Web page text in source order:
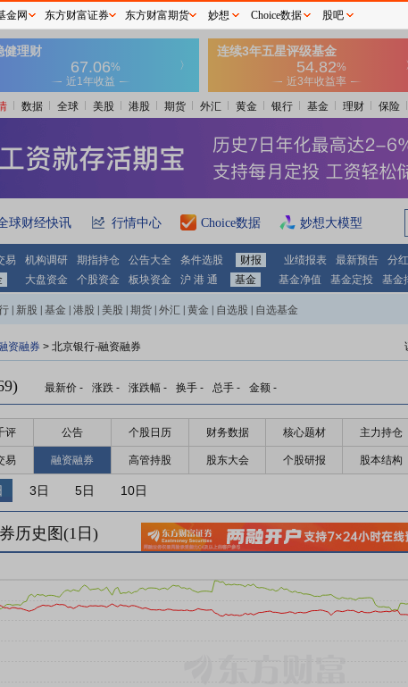
数据 全球 美股 港股 期货 外汇 黄金 银行 基金 理财 保险
球财经快讯 行情中心 Choice数据 妙想大模型
易 机构调研 期指持仓 公告大全 条件选股 财报 业绩报表 最新预告 分
大盘资金 个股资金 板块资金 沪 港 通 基金 基金净值 基金定投 基金
新股 基金 港股 美股 期货 外汇 黄金 自选股 自选基金
资融券 > 北京银行-融资融券
最新价 - 涨跌 - 涨跌幅 - 换手 - 总手 - 金额 -
评 公告 个股日历 财务数据 核心题材 主力持仓
易 融资融券 高管持股 股东大会 个股研报 股本结构
3日 5日 10日
历史图(1 日)
金网 东方财富证券 东方财富期货 妙想 Choice数据 股吧